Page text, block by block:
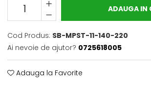
ADAUGA IN
Cod Produs: SB-MPST-11-140-220
Ai nevoie de ajutor? 0725618005
Adauga la Favorite